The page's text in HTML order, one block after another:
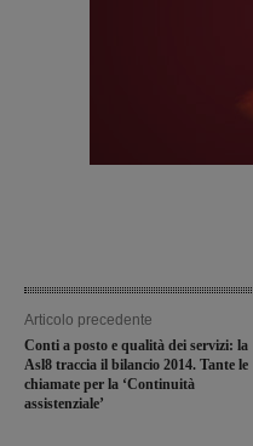
Articolo precedente
Conti a posto e qualità dei servizi: la
Asl8 traccia il bilancio 2014. Tante le
chiamate per la ‘Continuità
assistenziale’